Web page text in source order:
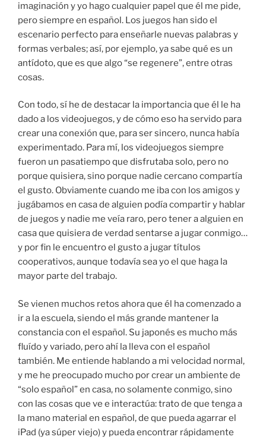
imaginación y yo hago cualquier papel que él me pide,
pero siempre en español. Los juegos han sido el
escenario perfecto para enseñarle nuevas palabras y
formas verbales; así, por ejemplo, ya sabe qué es un
antídoto, que es que algo “se regenere”, entre otras
cosas.
Con todo, sí he de destacar la importancia que él le ha
dado a los videojuegos, y de cómo eso ha servido para
crear una conexión que, para ser sincero, nunca había
experimentado. Para mí, los videojuegos siempre
fueron un pasatiempo que disfrutaba solo, pero no
porque quisiera, sino porque nadie cercano compartía
el gusto. Obviamente cuando me iba con los amigos y
jugábamos en casa de alguien podía compartir y hablar
de juegos y nadie me veía raro, pero tener a alguien en
casa que quisiera de verdad sentarse a jugar conmigo…
y por fin le encuentro el gusto a jugar títulos
cooperativos, aunque todavía sea yo el que haga la
mayor parte del trabajo.
Se vienen muchos retos ahora que él ha comenzado a
ir a la escuela, siendo el más grande mantener la
constancia con el español. Su japonés es mucho más
fluído y variado, pero ahí la lleva con el español
también. Me entiende hablando a mi velocidad normal,
y me he preocupado mucho por crear un ambiente de
“solo español” en casa, no solamente conmigo, sino
con las cosas que ve e interactúa: trato de que tenga a
la mano material en español, de que pueda agarrar el
iPad (ya súper viejo) y pueda encontrar rápidamente